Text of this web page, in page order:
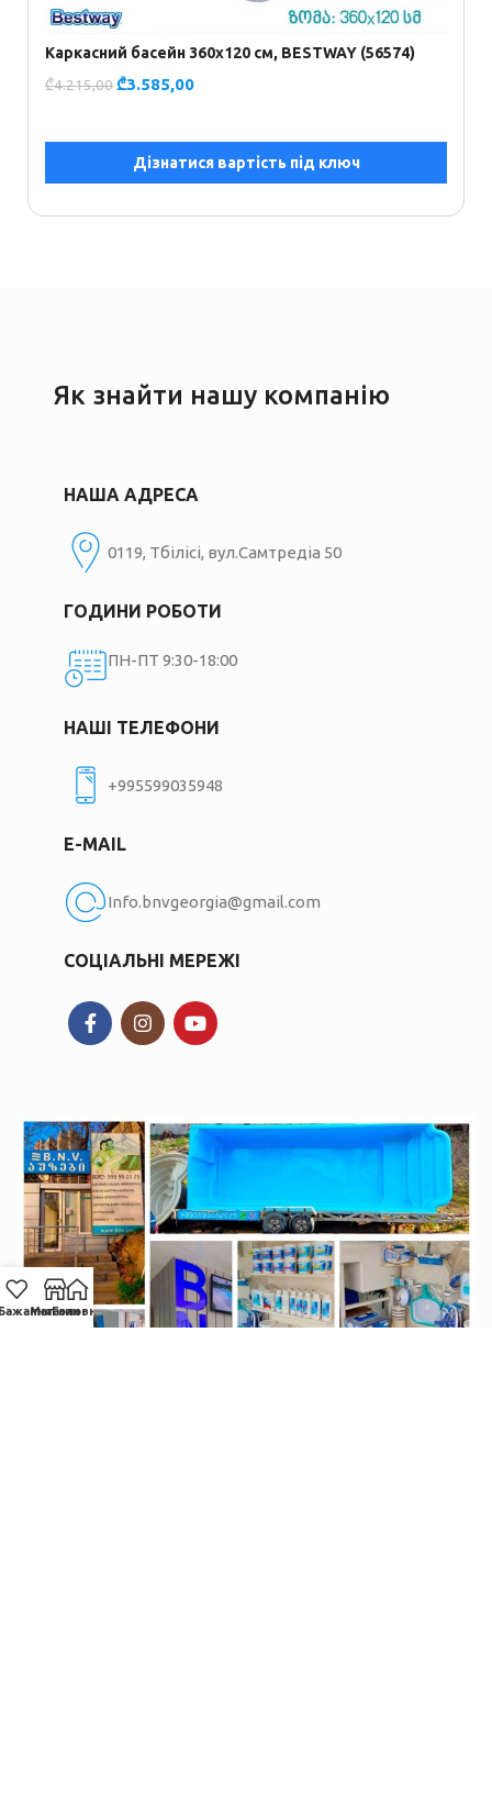
Каркасний басейн 360х120 см, BESTWAY (56574)
₾4.215,00₾3.585,00
Дізнатися вартість під ключ
Як знайти нашу компанію
НАША АДРЕСА
0119, Тбілісі, вул.Самтредіа 50
ГОДИНИ РОБОТИ
ПН-ПТ 9:30-18:00
НАШІ ТЕЛЕФОНИ
+995599035948
E-MAIL
Info.bnvgeorgia@gmail.com
СОЦІАЛЬНІ МЕРЕЖІ
Магазин
Головна